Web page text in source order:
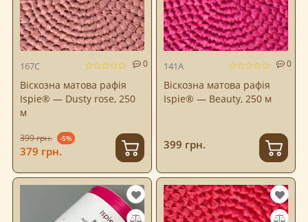
167C 0
Віскозна матова рафія
Ispie® — Dusty rose, 250
м
399 грн. -5%
379 грн.
141A 0
Віскозна матова рафія
Ispie® — Beauty, 250 м
399 грн.